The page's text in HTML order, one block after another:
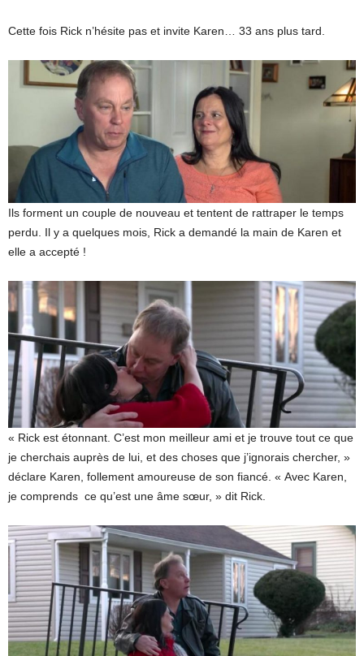
Cette fois Rick n’hésite pas et invite Karen… 33 ans plus tard.
Ils forment un couple de nouveau et tentent de rattraper le temps
perdu. Il y a quelques mois, Rick a demandé la main de Karen et
elle a accepté !
« Rick est étonnant. C’est mon meilleur ami et je trouve tout ce que
je cherchais auprès de lui, et des choses que j’ignorais chercher, »
déclare Karen, follement amoureuse de son fiancé. « Avec Karen,
je comprends ce qu’est une âme sœur, » dit Rick.